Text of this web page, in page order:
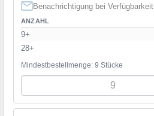
Benachrichtigung bei Verfügbarkeit
ANZAHL
9+
28+
Mindestbestellmenge: 9 Stücke